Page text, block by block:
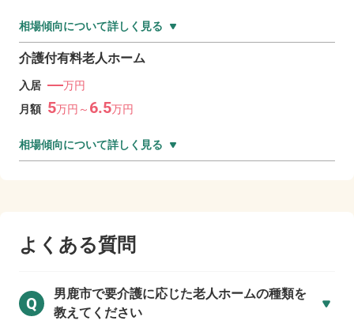
相場傾向について詳しく見る
介護付有料老人ホーム
入居 ―万円
月額 5万円～ 6.5万円
相場傾向について詳しく見る
よくある質問
Q
男鹿市で要介護に応じた老人ホームの種類を
教えてください